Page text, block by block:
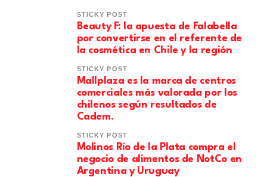
STICKY POST
Beauty F: la apuesta de Falabella
por convertirse en el referente de
la cosmética en Chile y la región
STICKY POST
Mallplaza es la marca de centros
comerciales más valorada por los
chilenos según resultados de
Cadem.
STICKY POST
Molinos Río de la Plata compra el
negocio de alimentos de NotCo en
Argentina y Uruguay